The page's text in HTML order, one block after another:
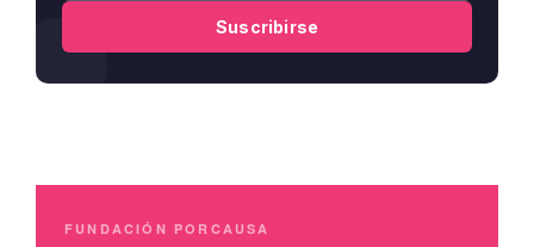
FUNDACIÓN PORCAUSA